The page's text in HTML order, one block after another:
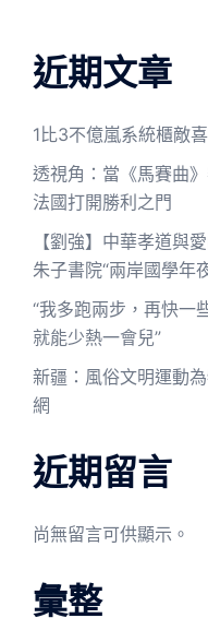
近期文章
1比3不億嵐系統櫃敵
透視角：當《馬賽曲
法國打開勝利之門
【劉強】中華孝道
朱子書院“兩岸國學年
“我多跑兩步，再快一
就能少熱一會兒”
新疆：風俗文明運動
網
近期留言
尚無留言可供顯示。
彙整